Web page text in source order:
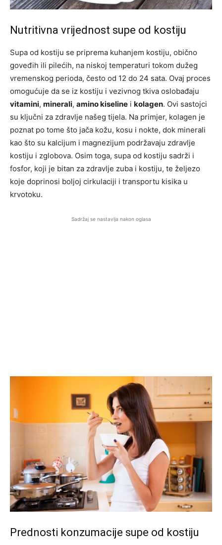
Nutritivna vrijednost supe od kostiju
Supa od kostiju se priprema kuhanjem kostiju, obično
goveđih ili pilećih, na niskoj temperaturi tokom dužeg
vremenskog perioda, često od 12 do 24 sata. Ovaj proces
omogućuje da se iz kostiju i vezivnog tkiva oslobađaju
vitamini, minerali, amino kiseline i kolagen. Ovi sastojci
su ključni za zdravlje našeg tijela. Na primjer, kolagen je
poznat po tome što jača kožu, kosu i nokte, dok minerali
kao što su kalcijum i magnezijum podržavaju zdravlje
kostiju i zglobova. Osim toga, supa od kostiju sadrži i
fosfor, koji je bitan za zdravlje zuba i kostiju, te željezo
koje doprinosi boljoj cirkulaciji i transportu kisika u
krvotoku.
Sadržaj se nastavlja nakon oglasa
Prednosti konzumacije supe od kostiju